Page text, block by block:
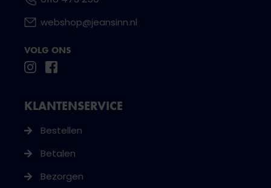
webshop@jeansinn.nl
VOLG ONS
KLANTENSERVICE
Bestellen
Betalen
Bezorgen